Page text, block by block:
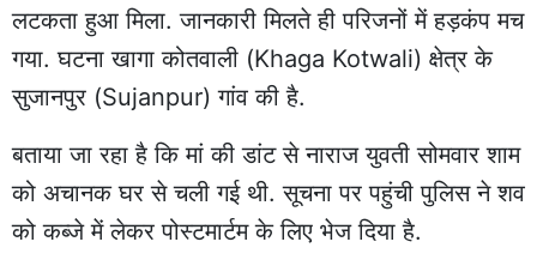
लटकता हुआ मिला. जानकारी मिलते ही परिजनों मेंहड़कंप मच
गया. घटना खागा कोतवाली (Khaga Kotwali) क्षेत्र के
सुजानपुर (Sujanpur) गांव की है.
बताया जा रहा है कि मां की डांट से नाराज युवती सोमवार शाम
को अचानक घर से चली गई थी. सूचना पर पहुंची पुलिस ने शव
को कब्जे में लेकर पोस्टमार्टम के लिए भेज दिया है.